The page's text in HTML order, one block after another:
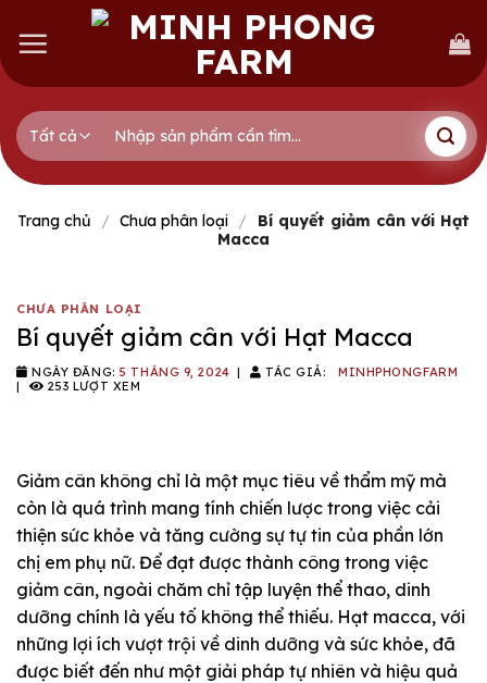
content
kiếm:
Trang chủ / Chưa phân loại /
Bí quyết giảm cân với Hạt
Macca
CHƯA PHÂN LOẠI
Bí quyết giảm cân với Hạt Macca
NGÀY ĐĂNG: 5 THÁNG 9, 2024 | TÁC GIẢ:
MINHPHONGFARM
|
253 LƯỢT XEM
Giảm cân không chỉ là một mục tiêu về thẩm mỹ mà
còn là quá trình mang tính chiến lược trong việc cải
thiện sức khỏe và tăng cường sự tự tin của phần lớn
chị em phụ nữ. Để đạt được thành công trong việc
giảm cân, ngoài chăm chỉ tập luyện thể thao, dinh
dưỡng chính là yếu tố không thể thiếu. Hạt macca, với
những lợi ích vượt trội về dinh dưỡng và sức khỏe, đã
được biết đến như một giải pháp tự nhiên và hiệu quả